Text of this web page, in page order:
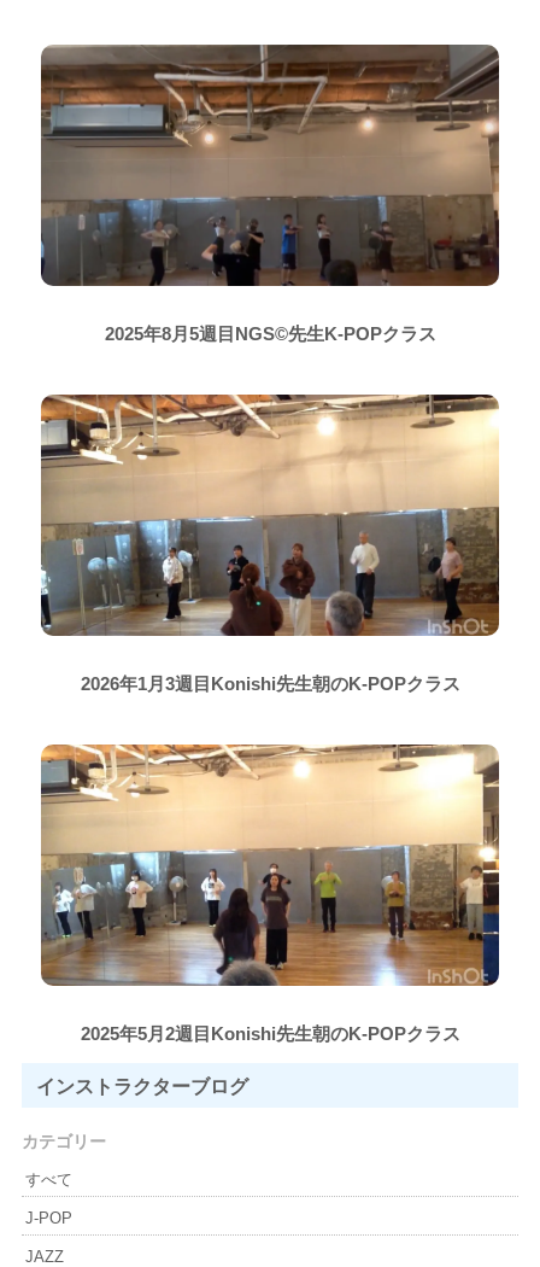
2025年8月5週目NGS©先生K-POPクラス
2026年1月3週目Konishi先生朝のK-POPクラス
2025年5月2週目Konishi先生朝のK-POPクラス
インストラクターブログ
カテゴリー
すべて
J-POP
JAZZ